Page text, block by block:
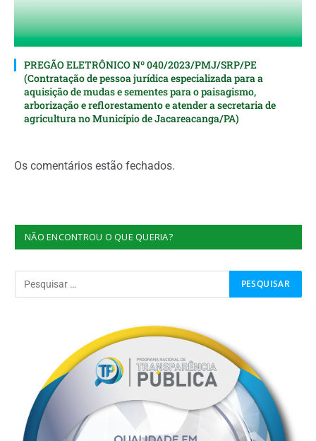
PREGÃO ELETRÔNICO Nº 040/2023/PMJ/SRP/PE
(Contratação de pessoa jurídica especializada para a
aquisição de mudas e sementes para o paisagismo,
arborização e reflorestamento e atender a secretaria de
agricultura no Município de Jacareacanga/PA)
Os comentários estão fechados.
NÃO ENCONTROU O QUE QUERIA?